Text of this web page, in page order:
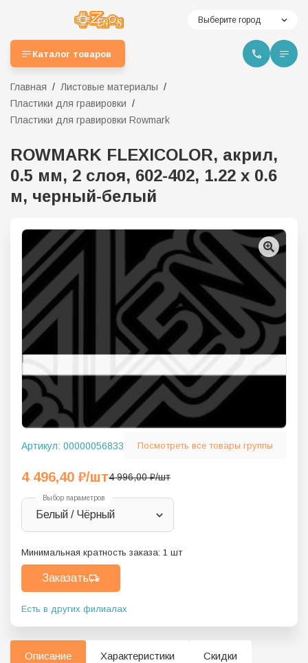
Выберите город
Каталог товаров
Главная
Листовые материалы
Пластики для гравировки
Пластики для гравировки Rowmark
ROWMARK FLEXICOLOR, акрил,
0.5 мм, 2 слоя, 602-402, 1.22 х 0.6
м, черный-белый
Артикул: 00000056833 Посмотреть все товары группы
4 496,40 ₽/шт4 996,00₽/шт
Выбор параметров
Белый / Чёрный
Минимальная кратность заказа: 1 шт
Заказать
Есть в других филиалах
Описание Характеристики Скидки